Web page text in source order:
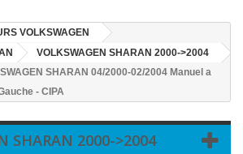
VOLKSWAGEN
VOLKSWAGEN SHARAN 2000->2004
SHARAN 04/2000-02/2004 Manuel a
- CIPA
SHARAN 2000->2004